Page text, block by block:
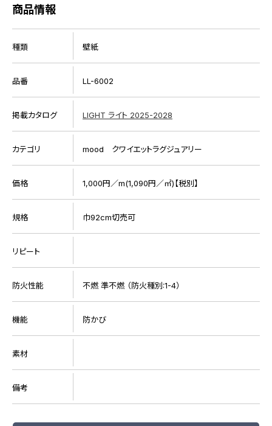
商品情報
種類 壁紙
品番 LL-6002
掲載カタログ LIGHT ライト 2025-2028
カテゴリ mood クワイエットラグジュアリー
価格 1,000円／m(1,090円／㎡)【税別】
規格 巾92cm切売可
リピート
防火性能 不燃 準不燃 （防火種別:1-4）
機能 防かび
素材
備考